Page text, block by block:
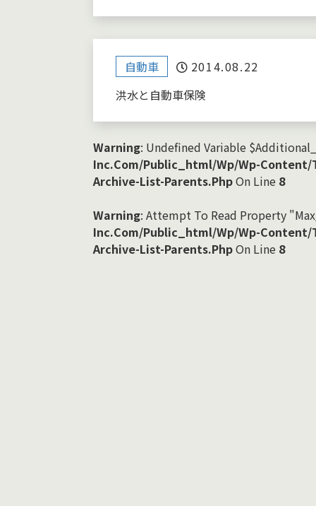
自動車
2014.08.22
洪水と自動車保険
Warning: Undefined Variable
Inc.com/public_html/wp/wp-
Archive-List-Parents.phpOn Line 8
Warning: Attempt To Read Property
Inc.com/public_html/wp/wp-
Archive-List-Parents.phpOn Line 8